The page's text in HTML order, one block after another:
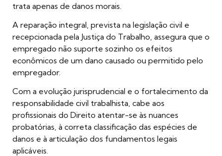
trata apenas de danos morais.
A reparação integral, prevista na legislação civil e
recepcionada pela Justiça do Trabalho, assegura que o
empregado não suporte sozinho os efeitos
econômicos de um dano causado ou permitido pelo
empregador.
Com a evolução jurisprudencial e o fortalecimento da
responsabilidade civil trabalhista, cabe aos
profissionais do Direito atentar-se às nuances
probatórias, à correta classificação das espécies de
danos e à articulação dos fundamentos legais
aplicáveis.